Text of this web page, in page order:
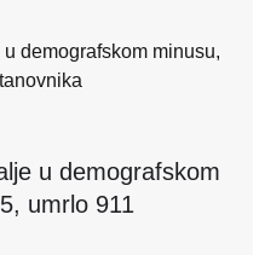
u demografskom
umrlo 911